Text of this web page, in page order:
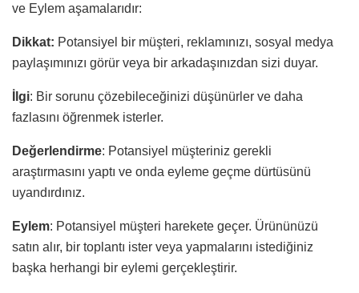
ve Eylem aşamalarıdır:
Dikkat: Potansiyel bir müşteri, reklamınızı, sosyal medya
paylaşımınızı görür veya bir arkadaşınızdan sizi duyar.
İlgi: Bir sorunu çözebileceğinizi düşünürler ve daha
fazlasını öğrenmek isterler.
Değerlendirme: Potansiyel müşteriniz gerekli
araştırmasını yaptı ve onda eyleme geçme dürtüsünü
uyandırdınız.
Eylem: Potansiyel müşteri harekete geçer. Ürününüzü
satın alır, bir toplantı ister veya yapmalarını istediğiniz
başka herhangi bir eylemi gerçekleştirir.